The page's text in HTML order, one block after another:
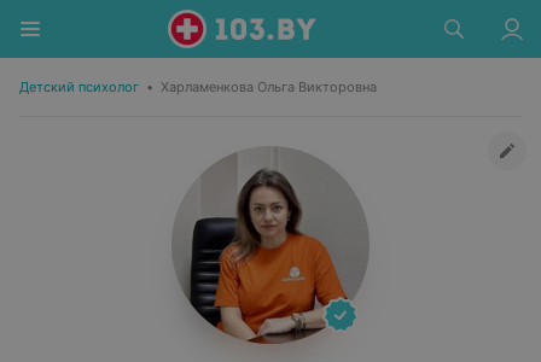
Детский психолог • Харламенкова Ольга Викторовна